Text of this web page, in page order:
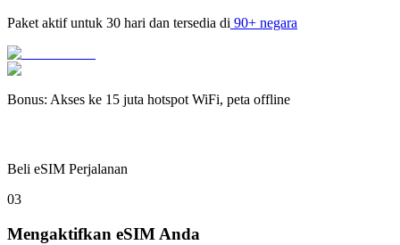
Paket aktif untuk 30 hari dan tersedia di 90+ negara
Bonus: Akses ke 15 juta hotspot WiFi, peta offline
Beli eSIM Perjalanan
03
Mengaktifkan eSIM Anda